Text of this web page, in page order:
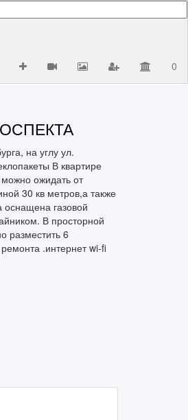
0
на углу ул.
В квартире
ожидать от
30 кв метров,а также
оснащена газовой
В просторной
разместить 6
.интернет wi-fi